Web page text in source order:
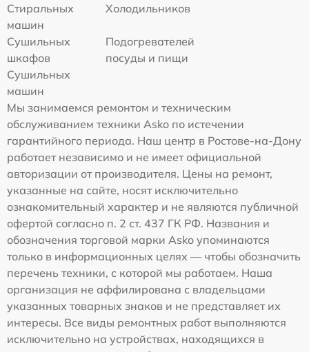
Стиральных
машин
Холодильников
Сушильных
шкафов
Подогревателей
посуды и пищи
Сушильных
машин
Мы занимаемся ремонтом и техническим
обслуживанием техники Asko по истечении
гарантийного периода. Наш центр в Ростове-на-Дону
работает независимо и не имеет официальной
авторизации от производителя. Цены на ремонт,
указанные на сайте, носят исключительно
ознакомительный характер и не являются публичной
офертой согласно п. 2 ст. 437 ГК РФ. Названия и
обозначения торговой марки Asko упоминаются
только в информационных целях — чтобы обозначить
перечень техники, с которой мы работаем. Наша
организация не аффилирована с владельцами
указанных товарных знаков и не представляет их
интересы. Все виды ремонтных работ выполняются
исключительно на устройствах, находящихся в